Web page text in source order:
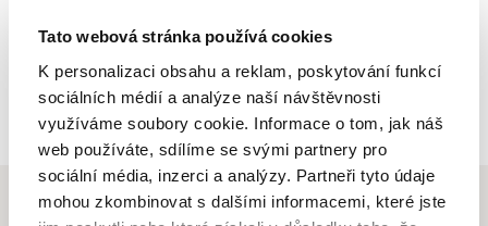
Tato webová stránka používá cookies
K personalizaci obsahu a reklam, poskytování funkcí
sociálních médií a analýze naší návštěvnosti
využíváme soubory cookie. Informace o tom, jak náš
web používáte, sdílíme se svými partnery pro
sociální média, inzerci a analýzy. Partneři tyto údaje
mohou zkombinovat s dalšími informacemi, které jste
Zpět na výpis